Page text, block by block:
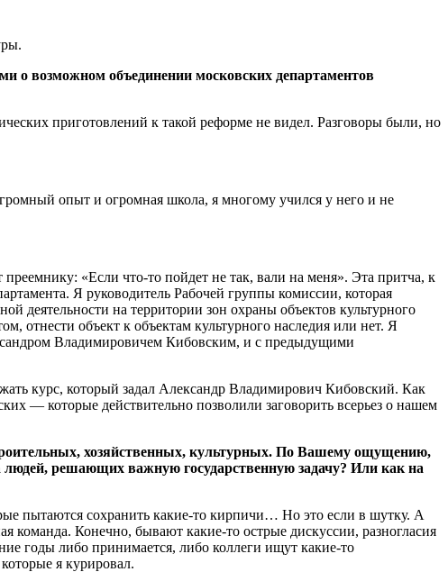
о возможном объединении московских департаментов
приготовлений к такой реформе не видел. Разговоры были, но
опыт и огромная школа, я многому учился у него и не
«Если что-то пойдет не так, вали на меня». Эта притча, к
Я руководитель Рабочей группы комиссии, которая
деятельности на территории зон охраны объектов культурного
отнести объект к объектам культурного наследия или нет. Я
Владимировичем Кибовским, и с предыдущими
курс, который задал Александр Владимирович Кибовский. Как
— которые действительно позволили заговорить всерьез о нашем
хозяйственных, культурных. По Вашему ощущению,
людей, решающих важную государственную задачу? Или как на
пытаются сохранить какие-то кирпичи… Но это если в шутку. А
команда. Конечно, бывают какие-то острые дискуссии, разногласия
годы либо принимается, либо коллеги ищут какие-то
я курировал.